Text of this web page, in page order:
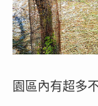
園區內有超多